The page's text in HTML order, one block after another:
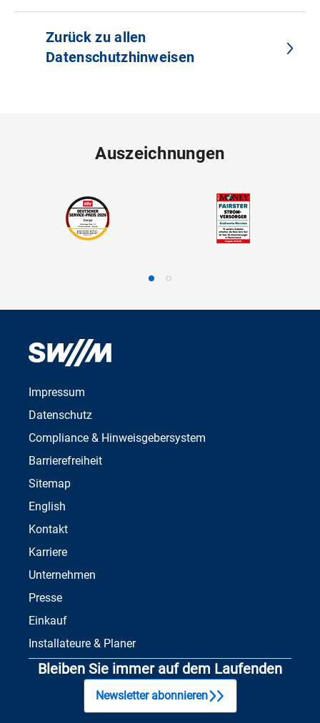
Zurück zu allen
Datenschutzhinweisen
Auszeichnungen
Impressum
Datenschutz
Compliance & Hinweisgebersystem
Barrierefreiheit
Sitemap
English
Kontakt
Karriere
Unternehmen
Presse
Einkauf
Installateure & Planer